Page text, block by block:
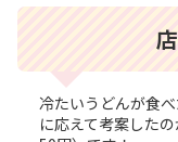
冷たいうどんが食
に応えて考案した